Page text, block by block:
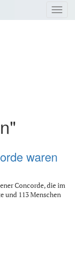
waren
Concorde, die im
und 113 Menschen